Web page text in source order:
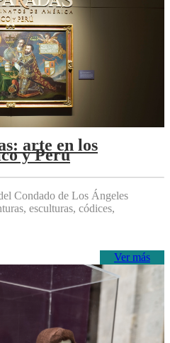
arte en los
y Perú
Condado de Los Ángeles
esculturas, códices,
Ver más